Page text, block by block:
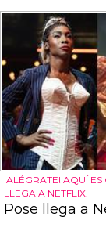
¡ALÉGRATE! AQUÍ
LLEGA A NETFLIX.
Pose llega a